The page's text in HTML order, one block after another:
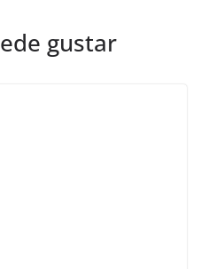
gustar